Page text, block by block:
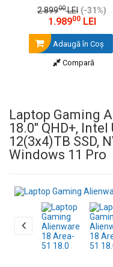
2.89900LEI (-31%)
1.98900LEI
Adaugă în Coş
Compară
Laptop Gaming
18.0" QHD+, Intel
12(3x4)TB SSD,
Windows 11 Pro